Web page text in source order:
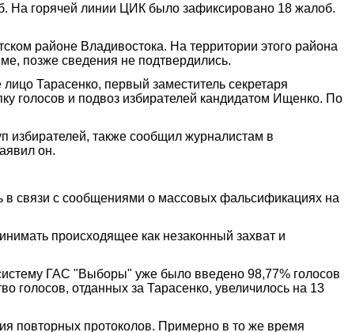
На горячей линии ЦИК было зафиксировано 18 жалоб.
районе Владивостока. На территории этого района
позже сведения не подтвердились.
Тарасенко, первый заместитель секретаря
голосов и подвоз избирателей кандидатом Ищенко. По
избирателей, также сообщил журналистам в
он.
в связи с сообщениями о массовых фальсификациях на
происходящее как незаконный захват и
ГАС "Выборы" уже было введено 98,77% голосов
голосов, отданных за Тарасенко, увеличилось на 13
повторных протоколов. Примерно в то же время